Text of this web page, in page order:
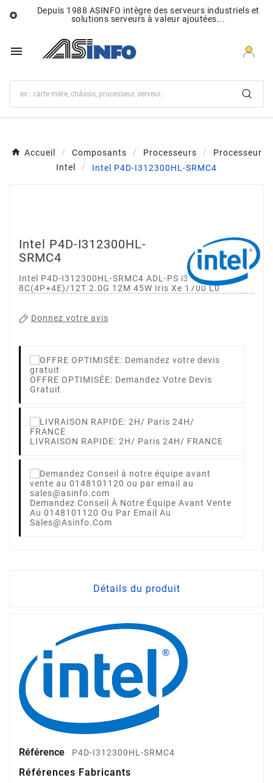

Depuis 1988 ASINFO intègre des serveurs industriels et
solutions serveurs à valeur ajoutées...

Accueil Composants Processeurs
Processeur
Intel
Intel P4D-I312300HL-SRMC4
Intel P4D-I312300HL-
SRMC4
Intel P4D-I312300HL-SRMC4 ADL-PS i3-12300HL
8C(4P+4E)/12T 2.0G 12M 45W Iris Xe 1700 L0
Donnez votre avis
OFFRE OPTIMISÉE: Demandez Votre Devis
Gratuit
LIVRAISON RAPIDE: 2H/ Paris 24H/ FRANCE
Demandez Conseil À Notre Équipe Avant Vente
Au 0148101120 Ou Par Email Au
Sales@asinfo.com
Détails du produit
Référence P4D-I312300HL-SRMC4
Références Fabricants